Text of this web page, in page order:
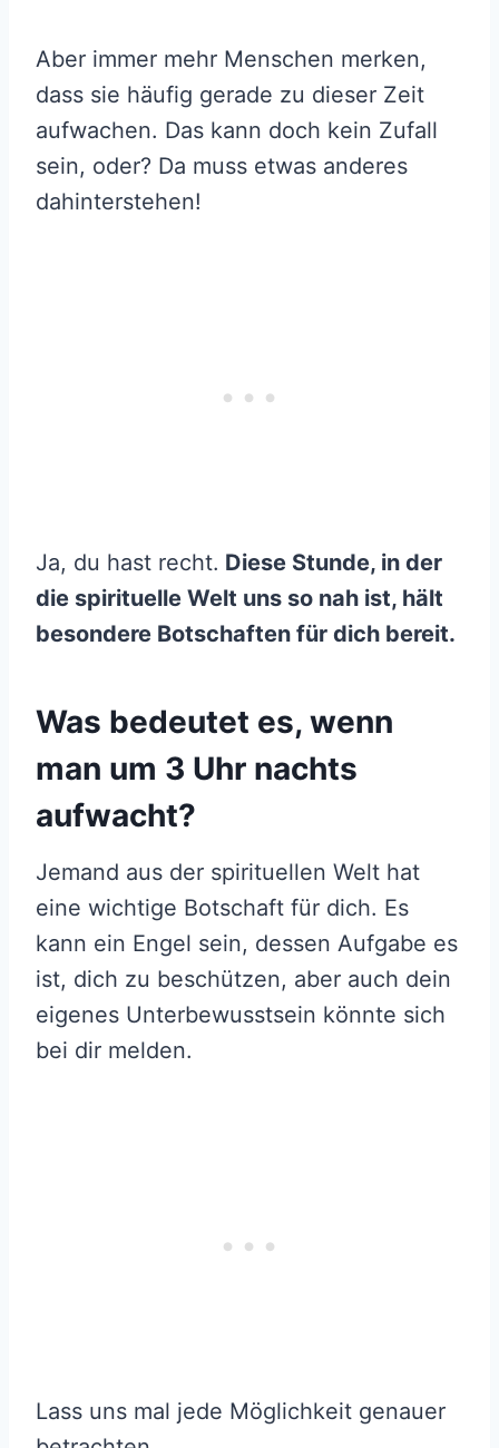
Aber immer mehr Menschen merken,
dass sie häufig gerade zu dieser Zeit
aufwachen. Das kann doch kein Zufall
sein, oder? Da muss etwas anderes
dahinterstehen!
Ja, du hast recht. Diese Stunde, in der
die spirituelle Welt uns so nah ist, hält
besondere Botschaften für dich bereit.
Was bedeutet es, wenn
man um 3 Uhr nachts
aufwacht?
Jemand aus der spirituellen Welt hat
eine wichtige Botschaft für dich. Es
kann ein Engel sein, dessen Aufgabe es
ist, dich zu beschützen, aber auch dein
eigenes Unterbewusstsein könnte sich
bei dir melden.
Lass uns mal jede Möglichkeit genauer